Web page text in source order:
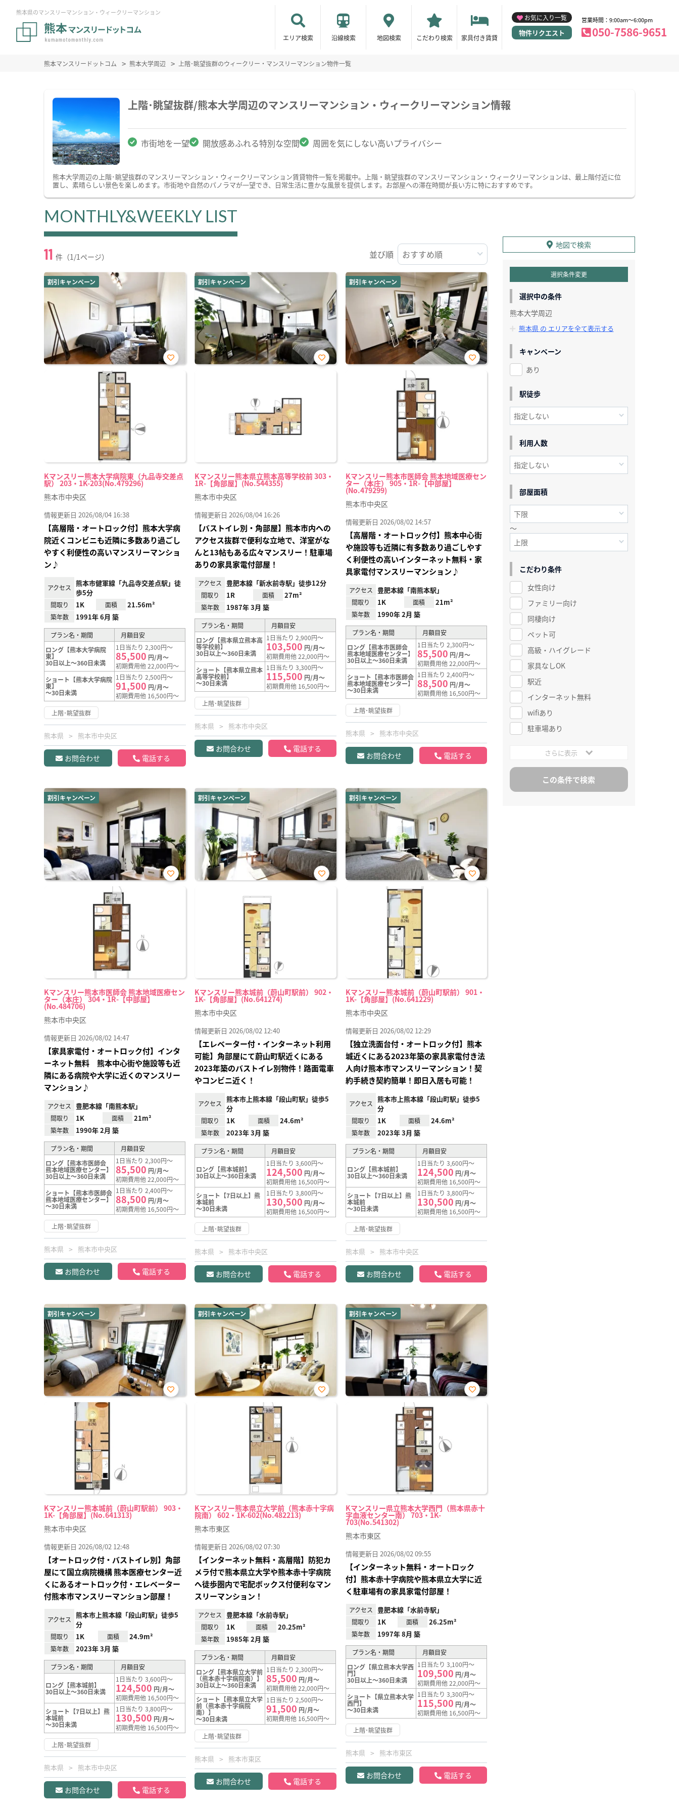
熊本県のマンスリーマンション・ウィークリーマンション
エリア検索 沿線検索 地図検索 こだわり検索 家具付き賃貸
お気に入り一覧
物件リクエスト
営業時間：9:00am～6:00pm
050-7586-9651
熊本マンスリードットコム 熊本大学周辺 上階･眺望抜群のウィークリー・マンスリーマンション物件一覧
上階･眺望抜群/熊本大学周辺のマンスリーマンション・ウィークリーマンション情報
市街地を一望 開放感あふれる特別な空間 周囲を気にしない高いプライバシー
熊本大学周辺の上階･眺望抜群のマンスリーマンション・ウィークリーマンション賃貸物件一覧を掲載中。上階・眺望抜群のマンスリーマンション・ウィークリーマンションは、最上階付近に位
置し、素晴らしい景色を楽しめます。市街地や自然のパノラマが一望でき、日常生活に豊かな風景を提供します。お部屋への滞在時間が長い方に特におすすめです。
MONTHLY&WEEKLY LIST
11 件（1/1ページ） 並び順
割引キャンペーン
Kマンスリー熊本大学病院東（九品寺交差点
駅） 203・1K-203(No.479296)
お気
熊本市中央区
情報更新日 2026/08/04 16:38
【高層階・オートロック付】熊本大学病
院近くコンビニも近隣に多数あり過ごし
やすく利便性の高いマンスリーマンショ
ン♪
アクセス
熊本市健軍線「九品寺交差点駅」徒
歩5分
間取り 1K 面積 21.56m²
築年数 1991年 6月 築
プラン名・期間
月額目安
ロング【熊本大学病院
東】
30日以上～360日未満
1日当たり 2,300円～
85,500 円/月～
初期費用他 22,000円～
ショート【熊本大学病院
東】
～30日未満
1日当たり 2,500円～
91,500 円/月～
初期費用他 16,500円～
上階･眺望抜群
熊本県 熊本市中央区
お問合わせ 電話する
割引キャンペーン
Kマンスリー熊本県立熊本高等学校前 303・
1R-【角部屋】(No.544355)
お気
熊本市中央区
情報更新日 2026/08/04 16:26
【バストイレ別・角部屋】熊本市内への
アクセス抜群で便利な立地で、洋室がな
んと13帖もある広々マンスリー！駐車場
ありの家具家電付部屋！
アクセス 豊肥本線「新水前寺駅」徒歩12分
間取り 1R 面積 27m²
築年数 1987年 3月 築
プラン名・期間
月額目安
ロング【熊本県立熊本高
等学校前】
30日以上～360日未満
1日当たり 2,900円～
103,500 円/月～
初期費用他 22,000円～
ショート【熊本県立熊本
高等学校前】
～30日未満
1日当たり 3,300円～
115,500 円/月～
初期費用他 16,500円～
上階･眺望抜群
熊本県 熊本市中央区
お問合わせ 電話する
割引キャンペーン
Kマンスリー熊本市医師会 熊本地域医療セン
ター（本庄） 905・1R-【中部屋】
(No.479299)
お気
熊本市中央区
情報更新日 2026/08/02 14:57
【高層階・オートロック付】熊本中心街
や施設等も近隣に有多数あり過ごしやす
く利便性の高いインターネット無料・家
具家電付マンスリーマンション♪
アクセス 豊肥本線「南熊本駅」
間取り 1K 面積 21m²
築年数 1990年 2月 築
プラン名・期間
月額目安
ロング【熊本市医師会
熊本地域医療センター】
30日以上～360日未満
1日当たり 2,300円～
85,500 円/月～
初期費用他 22,000円～
ショート【熊本市医師会
熊本地域医療センター】
～30日未満
1日当たり 2,400円～
88,500 円/月～
初期費用他 16,500円～
上階･眺望抜群
熊本県 熊本市中央区
お問合わせ 電話する
割引キャンペーン
Kマンスリー熊本市医師会 熊本地域医療セン
ター（本庄） 304・1R-【中部屋】
(No.484706)
お気
熊本市中央区
情報更新日 2026/08/02 14:47
【家具家電付・オートロック付】インタ
ーネット無料 熊本中心街や施設等も近
隣にある病院や大学に近くのマンスリー
マンション♪
アクセス 豊肥本線「南熊本駅」
間取り 1K 面積 21m²
築年数 1990年 2月 築
プラン名・期間
月額目安
ロング【熊本市医師会
熊本地域医療センター】
30日以上～360日未満
1日当たり 2,300円～
85,500 円/月～
初期費用他 22,000円～
ショート【熊本市医師会
熊本地域医療センター】
～30日未満
1日当たり 2,400円～
88,500 円/月～
初期費用他 16,500円～
上階･眺望抜群
熊本県 熊本市中央区
お問合わせ 電話する
割引キャンペーン
Kマンスリー熊本城前（蔚山町駅前） 902・
1K-【角部屋】(No.641274)
お気
熊本市中央区
情報更新日 2026/08/02 12:40
【エレベーター付・インターネット利用
可能】角部屋にて蔚山町駅近くにある
2023年築のバストイレ別物件！路面電車
やコンビニ近く！
アクセス
熊本市上熊本線「段山町駅」徒歩5
分
間取り 1K 面積 24.6m²
築年数 2023年 3月 築
プラン名・期間 月額目安
ロング【熊本城前】
30日以上～360日未満
1日当たり 3,600円～
124,500 円/月～
初期費用他 16,500円～
ショート【7日以上】熊
本城前
～30日未満
1日当たり 3,800円～
130,500 円/月～
初期費用他 16,500円～
上階･眺望抜群
熊本県 熊本市中央区
お問合わせ 電話する
割引キャンペーン
Kマンスリー熊本城前（蔚山町駅前） 901・
1K-【角部屋】(No.641229)
お気
熊本市中央区
情報更新日 2026/08/02 12:29
【独立洗面台付・オートロック付】熊本
城近くにある2023年築の家具家電付き法
人向け熊本市マンスリーマンション！契
約手続き契約簡単！即日入居も可能！
アクセス
熊本市上熊本線「段山町駅」徒歩5
分
間取り 1K 面積 24.6m²
築年数 2023年 3月 築
プラン名・期間 月額目安
ロング【熊本城前】
30日以上～360日未満
1日当たり 3,600円～
124,500 円/月～
初期費用他 16,500円～
ショート【7日以上】熊
本城前
～30日未満
1日当たり 3,800円～
130,500 円/月～
初期費用他 16,500円～
上階･眺望抜群
熊本県 熊本市中央区
お問合わせ 電話する
割引キャンペーン
Kマンスリー熊本城前（蔚山町駅前） 903・
1K-【角部屋】(No.641313)
お気
熊本市中央区
情報更新日 2026/08/02 12:48
【オートロック付・バストイレ別】角部
屋にて国立病院機構 熊本医療センター近
くにあるオートロック付・エレベーター
付熊本市マンスリーマンション部屋！
アクセス
熊本市上熊本線「段山町駅」徒歩5
分
間取り 1K 面積 24.9m²
築年数 2023年 3月 築
プラン名・期間 月額目安
ロング【熊本城前】
30日以上～360日未満
1日当たり 3,600円～
124,500 円/月～
初期費用他 16,500円～
ショート【7日以上】熊
本城前
～30日未満
1日当たり 3,800円～
130,500 円/月～
初期費用他 16,500円～
上階･眺望抜群
熊本県 熊本市中央区
お問合わせ 電話する
割引キャンペーン
Kマンスリー熊本県立大学前（熊本赤十字病
院南） 602・1K-602(No.482213)
お気
熊本市東区
情報更新日 2026/08/02 07:30
【インターネット無料・高層階】防犯カ
メラ付で熊本県立大学や熊本赤十字病院
へ徒歩圏内で宅配ボックス付便利なマン
スリーマンション！
アクセス 豊肥本線「水前寺駅」
間取り 1K 面積 20.25m²
築年数 1985年 2月 築
プラン名・期間
月額目安
ロング【熊本県立大学前
（熊本赤十字病院南）】
30日以上～360日未満
1日当たり 2,300円～
85,500 円/月～
初期費用他 22,000円～
ショート【熊本県立大学
前（熊本赤十字病院
南）】
～30日未満
1日当たり 2,500円～
91,500 円/月～
初期費用他 16,500円～
上階･眺望抜群
熊本県 熊本市東区
お問合わせ 電話する
割引キャンペーン
Kマンスリー県立熊本大学西門（熊本県赤十
字血液センター南） 703・1K-
703(No.541302)
お気
熊本市東区
情報更新日 2026/08/02 09:55
【インターネット無料・オートロック
付】熊本赤十字病院や熊本県立大学に近
く駐車場有の家具家電付部屋！
アクセス 豊肥本線「水前寺駅」
間取り 1K 面積 26.25m²
築年数 1997年 8月 築
プラン名・期間
月額目安
ロング【県立熊本大学西
門】
30日以上～360日未満
1日当たり 3,100円～
109,500 円/月～
初期費用他 22,000円～
ショート【県立熊本大学
西門】
～30日未満
1日当たり 3,300円～
115,500 円/月～
初期費用他 16,500円～
上階･眺望抜群
熊本県 熊本市東区
お問合わせ 電話する
地図で検索
選択条件変更
選択中の条件
熊本大学周辺
熊本県 の エリアを全て表示する
キャンペーン
あり
駅徒歩
利用人数
部屋面積
～
こだわり条件
女性向け
ファミリー向け
同棲向け
ペット可
高級・ハイグレード
家具なしOK
駅近
インターネット無料
wifiあり
駐車場あり
さらに表示